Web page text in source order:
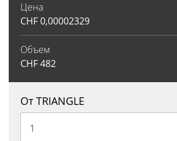
Цена
CHF0,00002329
Объем
CHF482
От TRIANGLE